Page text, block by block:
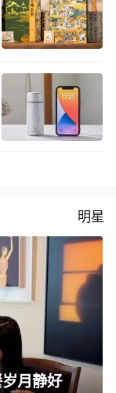
明星
月静好